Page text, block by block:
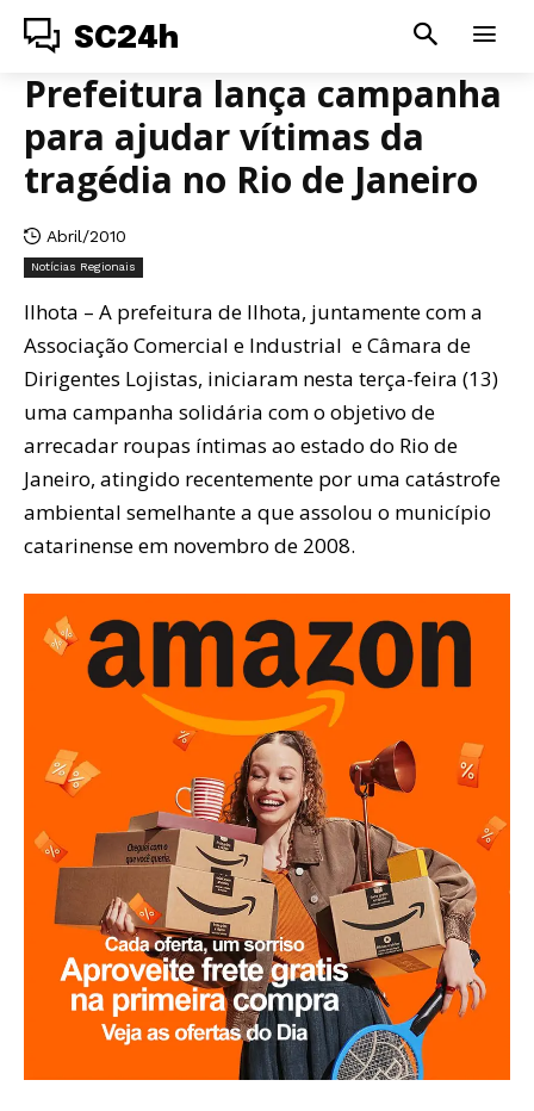
SC24h
Prefeitura lança campanha
para ajudar vítimas da
tragédia no Rio de Janeiro
Abril/2010
Notícias Regionais
Ilhota – A prefeitura de Ilhota, juntamente com a
Associação Comercial e Industrial e Câmara de
Dirigentes Lojistas, iniciaram nesta terça-feira (13)
uma campanha solidária com o objetivo de
arrecadar roupas íntimas ao estado do Rio de
Janeiro, atingido recentemente por uma catástrofe
ambiental semelhante a que assolou o município
catarinense em novembro de 2008.